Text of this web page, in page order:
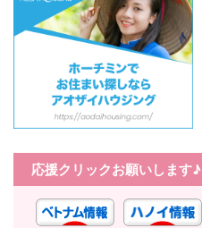
応援クリックお願いします♪